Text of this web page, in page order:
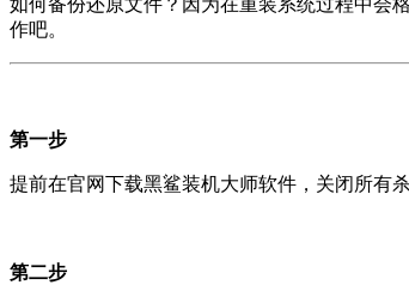
如何备份还原文件？因为在重装系统过程中会
作吧。
第一步
提前在官网下载黑鲨装机大师软件，关闭所有
第二步